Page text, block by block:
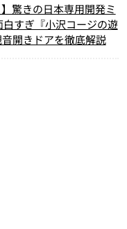
驚きの日本専用開発ミ
すぎ『小沢コージの遊
開きドアを徹底解説